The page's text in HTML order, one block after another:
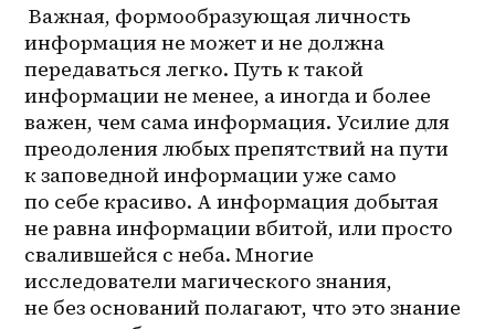
Важная, формообразующая личность
информация не может и не должна
передаваться легко. Путь к такой
информации не менее, а иногда и более
важен, чем сама информация. Усилие для
преодоления любых препятствий на пути
к заповедной информации уже само
по себе красиво. А информация добытая
не равна информации вбитой, или просто
свалившейся с неба. Многие
исследователи магического знания,
не без оснований полагают, что это знание